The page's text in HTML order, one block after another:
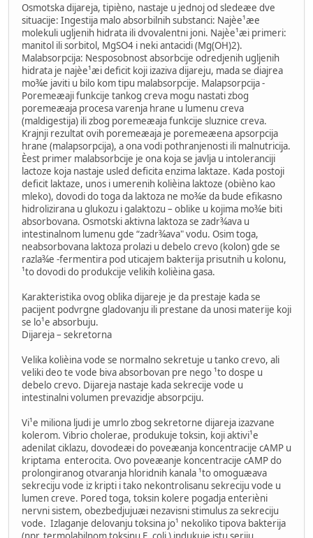
Osmotska dijareja, tipièno, nastaje u jednoj od sledeæe dve
situacije: Ingestija malo absorbilnih substanci: Najèe¹æe
molekuli ugljenih hidrata ili dvovalentni joni. Najèe¹æi primeri:
manitol ili sorbitol, MgSO4 i neki antacidi (Mg(OH)2).
Malabsorpcija: Nesposobnost absorbcije odredjenih ugljenih
hidrata je najèe¹æi deficit koji izaziva dijareju, mada se diajrea
mo¾e javiti u bilo kom tipu malabsorpcije. Malapsorpcija -
Poremeæaji funkcije tankog creva mogu nastati zbog
poremeæaja procesa varenja hrane u lumenu creva
(maldigestija) ili zbog poremeæaja funkcije sluznice creva.
Krajnji rezultat ovih poremeæaja je poremeæena apsorpcija
hrane (malapsorpcija), a ona vodi pothranjenosti ili malnutricija.
Èest primer malabsorbcije je ona koja se javlja u intoleranciji
lactoze koja nastaje usled deficita enzima laktaze. Kada postoji
deficit laktaze, unos i umerenih kolièina laktoze (obièno kao
mleko), dovodi do toga da laktoza ne mo¾e da bude efikasno
hidrolizirana u glukozu i galaktozu – oblike u kojima mo¾e biti
absorbovana. Osmotski aktivna laktoza se zadr¾ava u
intestinalnom lumenu gde “zadr¾ava" vodu. Osim toga,
neabsorbovana laktoza prolazi u debelo crevo (kolon) gde se
razla¾e -fermentira pod uticajem bakterija prisutnih u kolonu,
¹to dovodi do produkcije velikih kolièina gasa.
Karakteristika ovog oblika dijareje je da prestaje kada se
pacijent podvrgne gladovanju ili prestane da unosi materije koji
se lo¹e absorbuju.
Dijareja – sekretorna
Velika kolièina vode se normalno sekretuje u tanko crevo, ali
veliki deo te vode biva absorbovan pre nego ¹to dospe u
debelo crevo. Dijareja nastaje kada sekrecije vode u
intestinalni volumen prevazidje absorpciju.
Vi¹e miliona ljudi je umrlo zbog sekretorne dijareja izazvane
kolerom. Vibrio cholerae, produkuje toksin, koji aktivi¹e
adenilat ciklazu, dovodeæi do poveæanja koncentracije cAMP u
kriptama enterocita. Ovo poveæanje koncentracije cAMP do
prolongiranog otvaranja hloridnih kanala ¹to omoguæava
sekreciju vode iz kripti i tako nekontrolisanu sekreciju vode u
lumen creve. Pored toga, toksin kolere pogadja enterièni
nervni sistem, obezbedjujuæi nezavisni stimulus za sekreciju
vode. Izlaganje delovanju toksina jo¹ nekoliko tipova bakterija